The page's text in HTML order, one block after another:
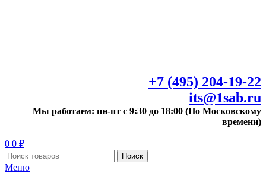
+7 (495) 204-19-22
its@1sab.ru
Мы работаем: пн-пт с 9:30 до 18:00 (По Московскому
времени)
0 0 ₽
Поиск
Меню